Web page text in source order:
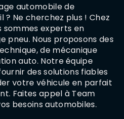
automobile de
Ne cherchez plus ! Chez
sommes experts en
pneu. Nous proposons des
de mécanique
auto. Notre équipe
des solutions fiables
votre véhicule en parfait
Faites appel à Team
besoins automobiles.